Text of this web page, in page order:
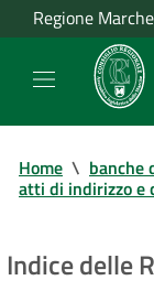
Regione Marche
Home \ banche
atti di indirizzo e
Indice delle